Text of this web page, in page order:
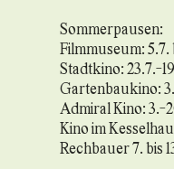
Sommerpausen:
Filmmuseum:
Stadtkino: 23.7.-
Gartenbaukino:
Admiral Kino: 3.-
Kino im
Rechbauer 7. bis